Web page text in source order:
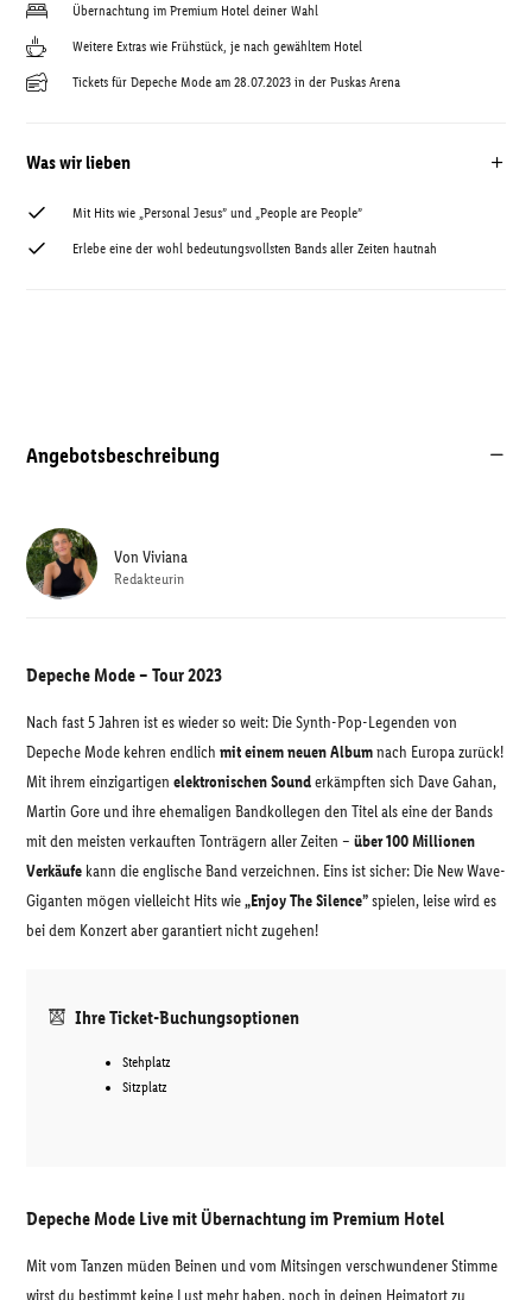
Übernachtung im Premium Hotel deiner Wahl
Weitere Extras wie Frühstück, je nach gewähltem Hotel
Tickets für Depeche Mode am 28.07.2023 in der Puskas Arena
Was wir lieben
Mit Hits wie „Personal Jesus” und „People are People”
Erlebe eine der wohl bedeutungsvollsten Bands aller Zeiten hautnah
Angebotsbeschreibung
Depeche Mode – Tour 2023
Nach fast 5 Jahren ist es wieder so weit: Die Synth-Pop-Legenden von
Depeche Mode kehren endlich mit einem neuen Albumnach Europa zurück!
Mit ihrem einzigartigen elektronischen Sounderkämpften sich Dave Gahan,
Martin Gore und ihre ehemaligen Bandkollegen den Titel als eine der Bands
mit den meisten verkauften Tonträgern aller Zeiten – über 100 Millionen
Verkäufe kann die englische Band verzeichnen. Eins ist sicher: Die New Wave-
Giganten mögen vielleicht Hits wie„Enjoy The Silence”spielen, leise wird es
bei dem Konzert aber garantiert nicht zugehen!
Ihre Ticket-Buchungsoptionen
Stehplatz
Sitzplatz
Depeche Mode Live mit Übernachtung im Premium Hotel
Mit vom Tanzen müden Beinen und vom Mitsingen verschwundener Stimme
wirst du bestimmt keine Lust mehr haben, noch in deinen Heimatort zu
Von Viviana
Redakteurin